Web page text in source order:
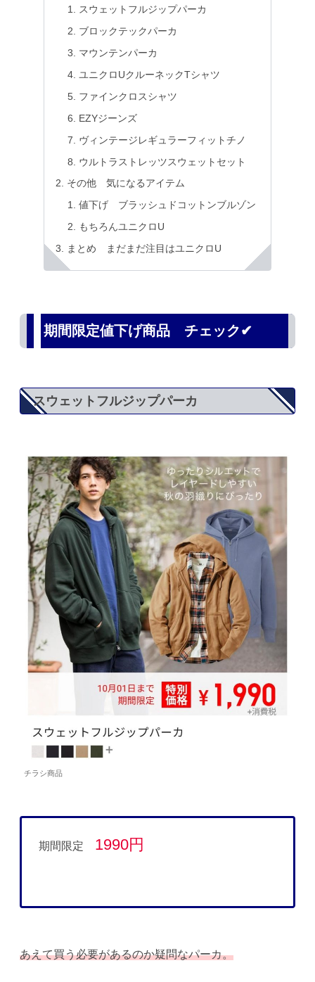
スウェットフルジップパーカ
ブロックテックパーカ
マウンテンパーカ
ユニクロUクルーネックTシャツ
ファインクロスシャツ
EZYジーンズ
ヴィンテージレギュラーフィットチノ
ウルトラストレッツスウェットセット
その他 気になるアイテム
値下げ ブラッシュドコットンブルゾン
もちろんユニクロU
まとめ まだまだ注目はユニクロU
期間限定値下げ商品 チェック✔
スウェットフルジップパーカ
チラシ商品
期間限定 1990円
あえて買う必要があるのか疑問なパーカ。